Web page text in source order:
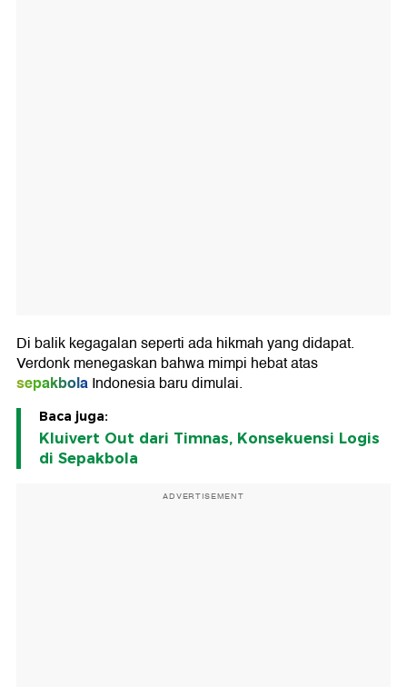
Di balik kegagalan seperti ada hikmah yang didapat.
Verdonk menegaskan bahwa mimpi hebat atas
sepakbolaIndonesia baru dimulai.
Baca juga:
Kluivert Out dari Timnas, Konsekuensi Logis
di Sepakbola
ADVERTISEMENT